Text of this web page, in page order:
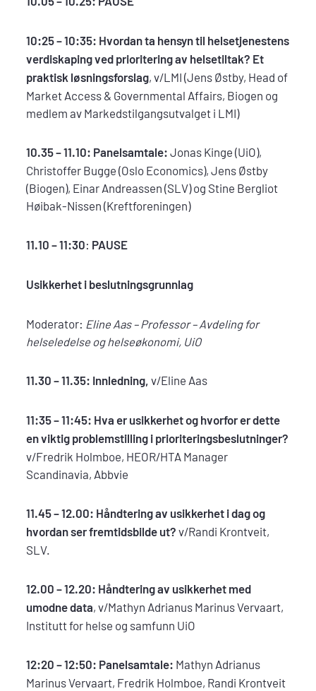
10:25 – 10:35: Hvordan ta hensyn til helsetjenestens
verdiskaping ved prioritering av helsetiltak? Et
praktisk løsningsforslag, v/LMI (Jens Østby, Head of
Market Access & Governmental Affairs, Biogen og
medlem av Markedstilgangsutvalget i LMI)
10.35 – 11.10: Panelsamtale: Jonas Kinge (UiO),
Christoffer Bugge (Oslo Economics), Jens Østby
(Biogen), Einar Andreassen (SLV) og Stine Bergliot
Høibak-Nissen (Kreftforeningen)
11.10 – 11:30: PAUSE
Usikkerhet i beslutningsgrunnlag
Moderator: Eline Aas –Professor – Avdeling for
helseledelse og helseøkonomi, UiO
11.30 – 11.35: Innledning,v/Eline Aas
11:35 – 11:45: Hva er usikkerhet og hvorfor er dette
en viktig problemstilling i prioriteringsbeslutninger?
v/Fredrik Holmboe, HEOR/HTA Manager
Scandinavia, Abbvie
11.45 – 12.00: Håndtering av usikkerhet i dag og
hvordan ser fremtidsbilde ut? v/Randi Krontveit,
SLV.
12.00 – 12.20: Håndtering av usikkerhet med
umodne data, v/Mathyn Adrianus Marinus Vervaart,
Institutt for helse og samfunn UiO
12:20 – 12:50: Panelsamtale: Mathyn Adrianus
Marinus Vervaart, Fredrik Holmboe, Randi Krontveit